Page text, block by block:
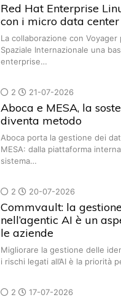
Red Hat Enterprise
con i micro data
La collaborazione con Voyager
Spaziale Internazionale una
enterprise…
2 21-07-2026
Aboca e MESA, la
diventa metodo
Aboca porta la gestione dei
MESA: dalla piattaforma
sistema…
2 20-07-2026
Commvault: la
nell’agentic AI è un
le aziende
Migliorare la gestione delle
i rischi legati all’AI è la priorità
2 17-07-2026